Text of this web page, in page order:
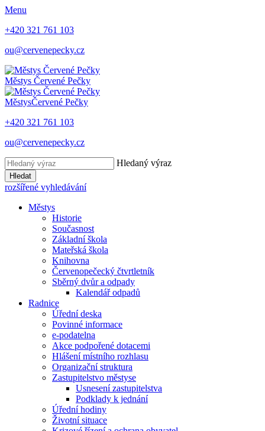
Menu
+420 321 761 103
ou@cervenepecky.cz
Městys Červené Pečky
MěstysČervené Pečky
+420 321 761 103
ou@cervenepecky.cz
Hledaný výraz
Hledat
rozšířené vyhledávání
Městys
Historie
Současnost
Základní škola
Mateřská škola
Knihovna
Červenopečecký čtvrtletník
Sběrný dvůr a odpady
Kalendář odpadů
Radnice
Úřední deska
Povinné informace
e-podatelna
Akce podpořené dotacemi
Hlášení místního rozhlasu
Organizační struktura
Zastupitelstvo městyse
Usnesení zastupitelstva
Podklady k jednání
Úřední hodiny
Životní situace